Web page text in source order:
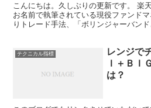
こんにちは。久しぶりの更新です。 楽
お名前で執筆されている現役ファンド
りトレード手法、「ボリンジャーバン
テクニカル指標
レンジで
Ｉ＋ＢＩ
は？